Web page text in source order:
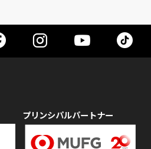
プリンシパルパートナー